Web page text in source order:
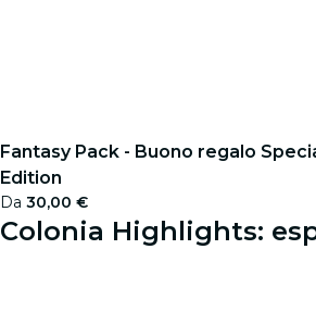
Fantasy Pack - Buono regalo
Edition
Da 30,00 €
Colonia Highlights: